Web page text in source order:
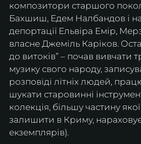
композитори старшого
Бахшиш, Едем Налбандов і
депортації Ельвіра Емір,
власне Джеміль Каріков.
до витоків” – почав вивчати
музику свого народу,
розповіді літніх людей,
шукати старовинні
колекція, більшу частину
залишити в Криму,
екземплярів).